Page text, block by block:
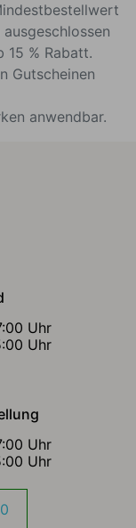
% Rabatt.
Gutscheinen
anwendbar.
Uhr
Uhr
Uhr
Uhr